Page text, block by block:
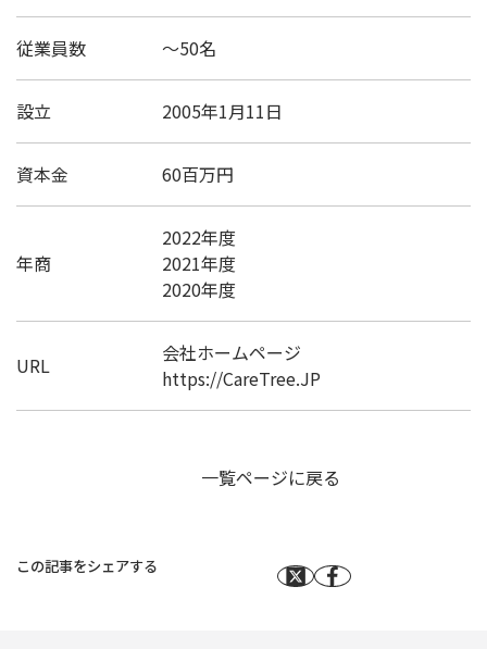
従業員数 ～50名
設立 2005年1月11日
資本金 60百万円
年商
2022年度
2021年度
2020年度
URL
会社ホームページ
https://CareTree.JP
一覧ページに戻る
この記事をシェアする